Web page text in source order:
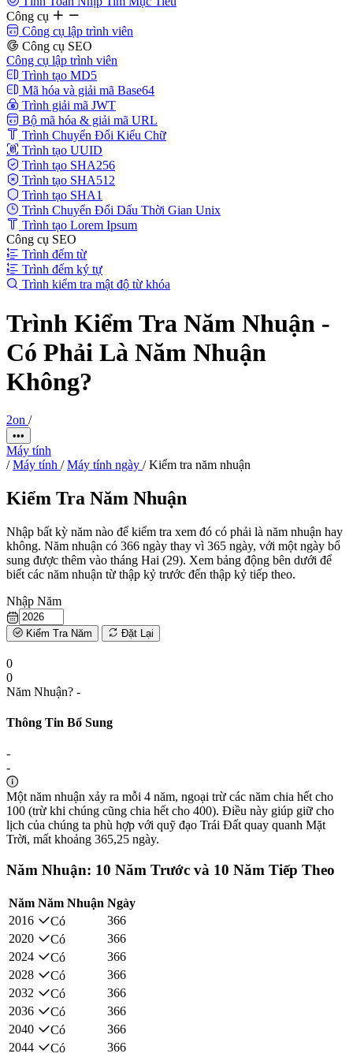
Công cụ
Công cụ lập trình viên
Công cụ SEO
Công cụ lập trình viên
Trình tạo MD5
Mã hóa và giải mã Base64
Trình giải mã JWT
Bộ mã hóa & giải mã URL
Trình Chuyển Đổi Kiểu Chữ
Trình tạo UUID
Trình tạo SHA256
Trình tạo SHA512
Trình tạo SHA1
Trình Chuyển Đổi Dấu Thời Gian Unix
Trình tạo Lorem Ipsum
Công cụ SEO
Trình đếm từ
Trình đếm ký tự
Trình kiểm tra mật độ từ khóa
Trình Kiểm Tra Năm Nhuận -
Có Phải Là Năm Nhuận
Không?
2on /
•••
Máy tính
/ Máy tính / Máy tính ngày / Kiểm tra năm nhuận
Kiểm Tra Năm Nhuận
Nhập bất kỳ năm nào để kiểm tra xem đó có phải là năm nhuận hay
không. Năm nhuận có 366 ngày thay vì 365 ngày, với một ngày bổ
sung được thêm vào tháng Hai (29). Xem bảng động bên dưới để
biết các năm nhuận từ thập kỷ trước đến thập kỷ tiếp theo.
Nhập Năm
Kiểm Tra Năm Đặt Lại
0
0
Năm Nhuận? -
Thông Tin Bổ Sung
-
-
Một năm nhuận xảy ra mỗi 4 năm, ngoại trừ các năm chia hết cho
100 (trừ khi chúng cũng chia hết cho 400). Điều này giúp giữ cho
lịch của chúng ta phù hợp với quỹ đạo Trái Đất quay quanh Mặt
Trời, mất khoảng 365,25 ngày.
Năm Nhuận: 10 Năm Trước và 10 Năm Tiếp Theo
Năm Năm Nhuận Ngày
2016
Có
366
2020
Có
366
2024
Có
366
2028
Có
366
2032
Có
366
2036
Có
366
2040
Có
366
2044
Có 366